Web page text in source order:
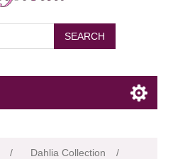
SEARCH
/ Dahlia Collection
/